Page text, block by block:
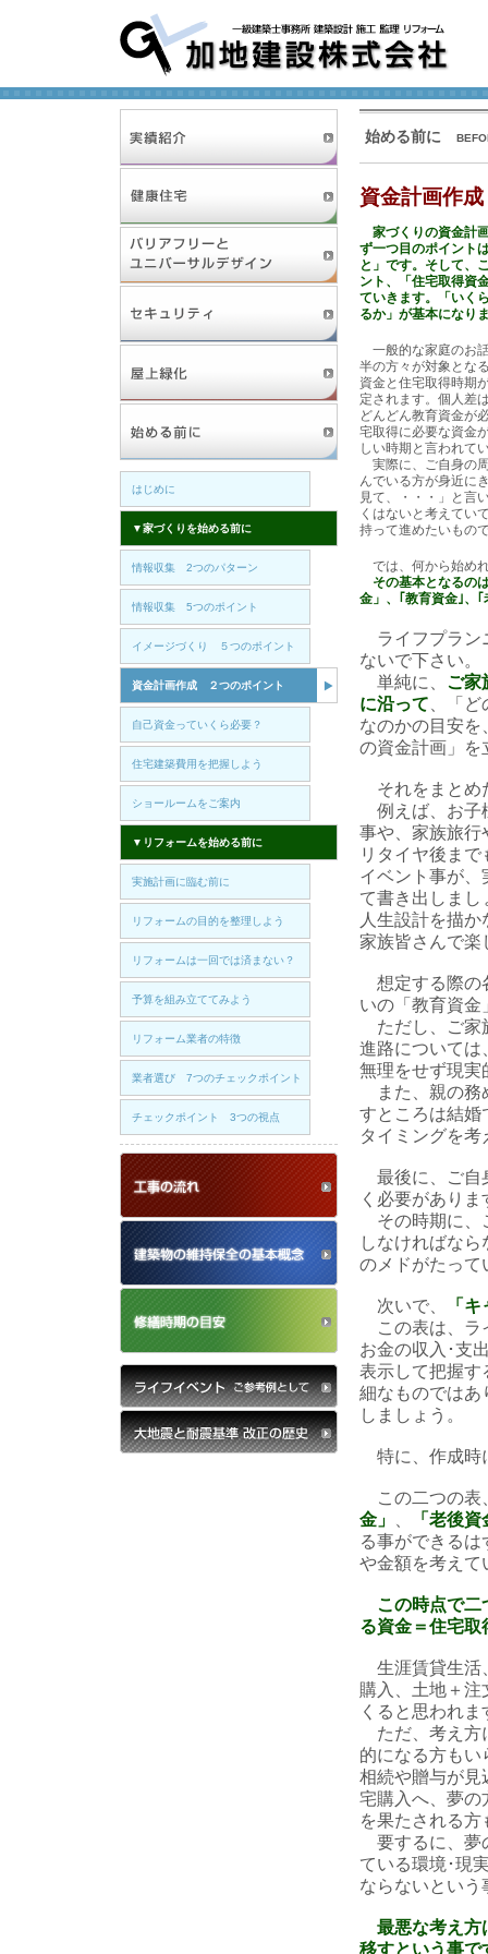
バリアフリーと
ユニバーサルデザイン
はじめに
▼家づくりを始める前に
情報収集 2つのパターン
情報収集 5つのポイント
イメージづくり ５つのポイント
資金計画作成 ２つのポイント
自己資金っていくら必要？
住宅建築費用を把握しよう
ショールームをご案内
▼リフォームを始める前に
実施計画に臨む前に
リフォームの目的を整理しよう
リフォームは一回では済まない？
予算を組み立ててみよう
リフォーム業者の特徴
業者選び 7つのチェックポイント
チェックポイント 3つの視点
大地震の耐震基準 改正の歴史
始める前に
資金計画作
家づくりの資金計
ず一つ目のポイント
と」です。そして、
ント、「住宅取得資
ていきます。「いく
るか」が基本になり
一般的な家庭のお
半の方々が対象とな
資金と住宅取得時期
定されます。個人差
どんどん教育資金が
宅取得に必要な資金
しい時期と言われて
実際に、ご自身の
んでいる方が身近に
見て、・・・」と言
くはないと考えてい
持って進めたいもの
では、何から始め
その基本となるの
金」、｢教育資金｣、
ライフプラン
ないで下さい。
単純に、 ご家
に沿って 、「
なのかの目安
の資金計画」を
それをまとめ
例えば、お子
事や、家族旅行
リタイヤ後ま
イベント事が
て書き出しま
人生設計を描
家族皆さんで
想定する際の
いの「教育資
ただし、ご家
進路については
無理をせず現実
また、親の務
すところは結婚
タイミングを
最後に、ご自
く必要がありま
その時期に、
しなければな
のメドがたって
次いで、
「
この表は、ラ
お金の収入･支
表示して把握す
細なものではあ
しましょう。
特に、作成時
この二つの表
金」
「老後
る事ができる
や金額を考えて
この時点で二
る資金＝住宅
生涯賃貸生活
購入、土地＋
くると思われま
ただ、考え方
的になる方も
相続や贈与が見
宅購入へ、夢の
を果たされる
要するに、夢
ている環境･現
ならないという
最悪な考え方
移すという事で